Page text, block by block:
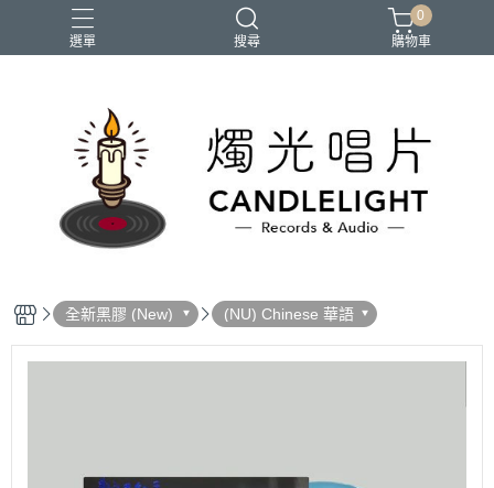
選單 搜尋
2026大港開唱 聖誕節 鏈鋸人蕾潔篇 黑潮好針
0
購物車
全新黑膠 (New) (NU) Chinese 華語